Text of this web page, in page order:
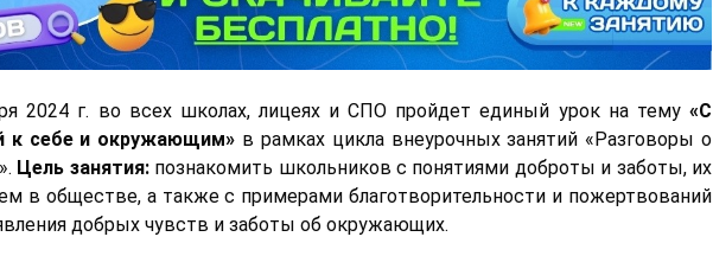
2024 г. во всех школах, лицеях и СПО пройдет единый урок на тему «С
к себе и окружающим» в рамках цикла внеурочных занятий «Разговоры о
Цель занятия: познакомить школьников с понятиями доброты и заботы, их
в обществе, а также с примерами благотворительности и пожертвований
добрых чувств и заботы об окружающих.